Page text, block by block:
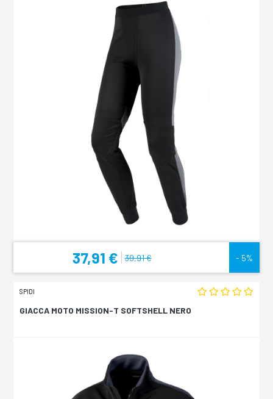
37,91 € 39,91 € - 5%
SPIDI
GIACCA MOTO MISSION-T SOFTSHELL NERO